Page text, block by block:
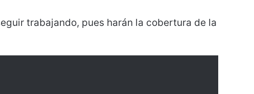
trabajando, pues harán la cobertura de la